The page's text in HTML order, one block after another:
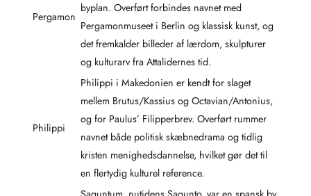
Pergamon
byplan. Overført forbindes navnet med
Pergamonmuseet i Berlin og klassisk kunst, og
det fremkalder billeder af lærdom, skulpturer
og kulturarv fra Attalidernes tid.
Philippi
Philippi i Makedonien er kendt for slaget
mellem Brutus/Kassius og Octavian/Antonius,
og for Paulus’ Filipperbrev. Overført rummer
navnet både politisk skæbnedrama og tidlig
kristen menighedsdannelse, hvilket gør det til
en flertydig kulturel reference.